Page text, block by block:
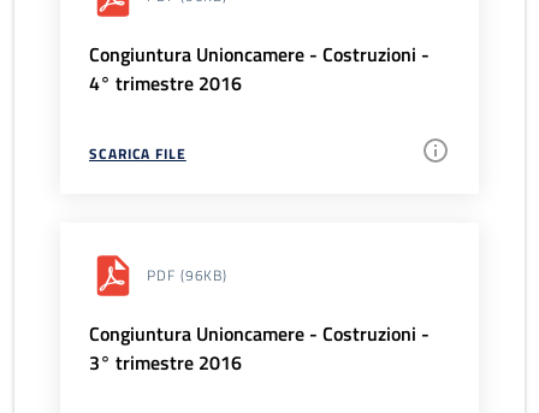
Congiuntura Unioncamere - Costruzioni -
4° trimestre 2016
SCARICA FILE
PDF (96KB)
Congiuntura Unioncamere - Costruzioni -
3° trimestre 2016